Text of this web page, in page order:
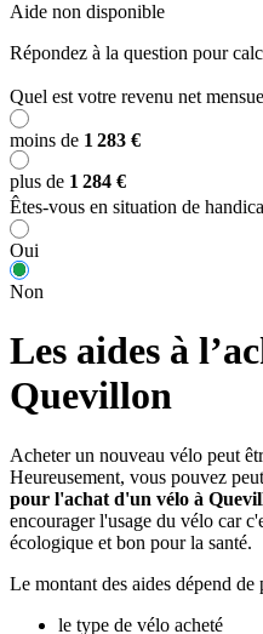
Aide non disponible
Répondez à la question pour
Quel est votre revenu net
moins de 1 283 €
plus de 1 284 €
Êtes-vous en situation de
Oui
Non
Les aides à
Quevillon
Acheter un nouveau vélo peut
Heureusement, vous pouvez
pour l'achat d'un vélo à
encourager l'usage du vélo car
écologique et bon pour la santé.
Le montant des aides dépend
le type de vélo acheté